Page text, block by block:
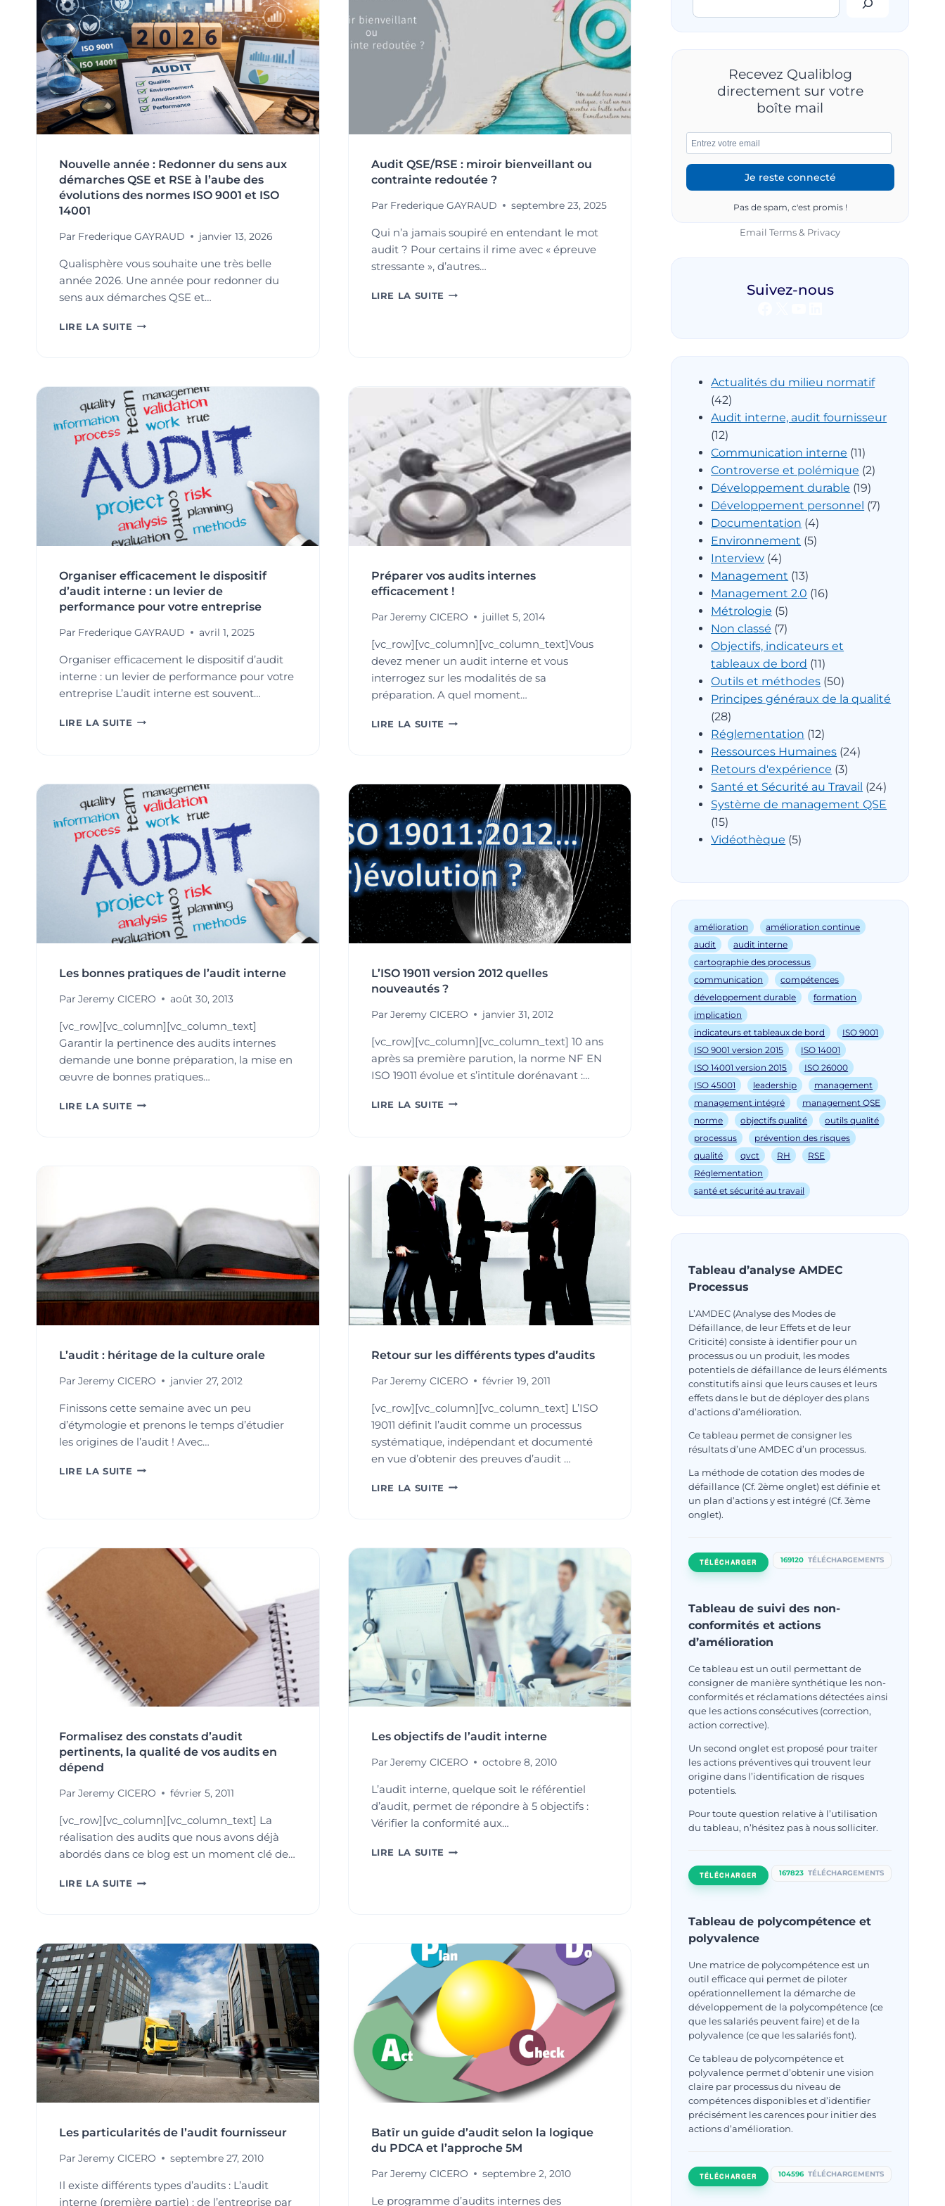
Nouvelle année : Redonner du sens aux
démarches QSE et RSE à l’aube des
évolutions des normes ISO 9001 et ISO
14001
Par Frederique GAYRAUD janvier 13, 2026
Qualisphère vous souhaite une très belle
année 2026. Une année pour redonner du
sens aux démarches QSE et…
LIRE LA SUITE NOUVELLE
SENS
AUX
DÉMARCHES
QSE
RSE
À
L’AUBE
DES
ÉVOLUTIONS
DES
NORMES
9001
ET
ISO
Audit QSE/RSE : miroir bienveillant ou
contrainte redoutée ?
Par Frederique GAYRAUD septembre 23, 2025
Qui n’a jamais soupiré en entendant le mot
audit ? Pour certains il rime avec « épreuve
stressante », d’autres…
LIRE LA SUITE AUDIT
REDOUTÉE
Organiser efficacement le dispositif
d’audit interne : un levier de
performance pour votre entreprise
Par Frederique GAYRAUD avril 1, 2025
Organiser efficacement le dispositif d’audit
interne : un levier de performance pour votre
entreprise L’audit interne est souvent…
LIRE LA SUITE ORGANISER
INTERNE
:
UN
LEVIER
DE
PERFORMANCE
POUR
VOTRE
ENTREPRISE
Préparer vos audits internes
efficacement !
Par Jeremy CICERO juillet 5, 2014
[vc_row][vc_column][vc_column_text]Vous
devez mener un audit interne et vous
interrogez sur les modalités de sa
préparation. A quel moment…
LIRE LA SUITE PRÉPARER
!
Les bonnes pratiques de l’audit interne
Par Jeremy CICERO août 30, 2013
[vc_row][vc_column][vc_column_text]
Garantir la pertinence des audits internes
demande une bonne préparation, la mise en
œuvre de bonnes pratiques…
LIRE LA SUITE LES
L’ISO 19011 version 2012 quelles
nouveautés ?
Par Jeremy CICERO janvier 31, 2012
[vc_row][vc_column][vc_column_text] 10 ans
après sa première parution, la norme NF EN
ISO 19011 évolue et s’intitule dorénavant :…
LIRE LA SUITE L’ISO
NOUVEAUTÉS
L’audit : héritage de la culture orale
Par Jeremy CICERO janvier 27, 2012
Finissons cette semaine avec un peu
d’étymologie et prenons le temps d’étudier
les origines de l’audit ! Avec…
LIRE LA SUITE L’AUDIT
ORALE
Retour sur les différents types d’audits
Par Jeremy CICERO février 19, 2011
[vc_row][vc_column][vc_column_text] L’ISO
19011 définit l’audit comme un processus
systématique, indépendant et documenté
en vue d’obtenir des preuves d’audit …
LIRE LA SUITE RETOUR
D’AUDITS
Formalisez des constats d’audit
pertinents, la qualité de vos audits en
dépend
Par Jeremy CICERO février 5, 2011
[vc_row][vc_column][vc_column_text] La
réalisation des audits que nous avons déjà
abordés dans ce blog est un moment clé de…
LIRE LA SUITE FORMALISEZ
LA
QUALITÉ
DE
VOS
AUDITS
EN
DÉPEND
Les objectifs de l’audit interne
Par Jeremy CICERO octobre 8, 2010
L’audit interne, quelque soit le référentiel
d’audit, permet de répondre à 5 objectifs :
Vérifier la conformité aux…
LIRE LA SUITE LES
Les particularités de l’audit fournisseur
Par Jeremy CICERO septembre 27, 2010
Il existe différents types d’audits : L’audit
interne (première partie) : de l’entreprise par
Batîr un guide d’audit selon la logique
du PDCA et l’approche 5M
Par Jeremy CICERO septembre 2, 2010
Le programme d’audits internes des
Recevez Qualiblog
directement sur votre
boîte mail
Pas de spam, c'est promis !
EmailTerms & Privacy
Suivez-nous
Actualités du milieu normatif
(42)
Audit interne, audit fournisseur
(12)
Communication interne (11)
Controverse et polémique (2)
Développement durable (19)
Développement personnel (7)
Documentation (4)
Environnement (5)
Interview (4)
Management (13)
Management 2.0 (16)
Métrologie (5)
Non classé (7)
Objectifs, indicateurs et
tableaux de bord (11)
Outils et méthodes (50)
Principes généraux de la qualité
(28)
Réglementation (12)
Ressources Humaines (24)
Retours d'expérience (3)
Santé et Sécurité au Travail (24)
Système de management QSE
(15)
Vidéothèque (5)
amélioration
amélioration continue
audit
audit interne
cartographie des processus
communication
compétences
développement durable
formation
implication
indicateurs et tableaux de bord
ISO 9001
ISO 9001 version 2015
ISO 14001
ISO 14001 version 2015
ISO 26000
ISO 45001
leadership
management
management intégré
management QSE
norme
objectifs qualité
outils qualité
processus
prévention des risques
qualité
qvct RH
RSE
Réglementation
santé et sécurité au travail
Tableau d’analyse AMDEC
Processus
L’AMDEC (Analyse des Modes de
Défaillance, de leur Effets et de leur
Criticité) consiste à identifier pour un
processus ou un produit, les modes
potentiels de défaillance de leurs éléments
constitutifs ainsi que leurs causes et leurs
effets dans le but de déployer des plans
d’actions d’amélioration.
Ce tableau permet de consigner les
résultats d’une AMDEC d’un processus.
La méthode de cotation des modes de
défaillance (Cf. 2ème onglet) est définie et
un plan d’actions y est intégré (Cf. 3ème
onglet).
TÉLÉCHARGER 169120 TÉLÉCHARGEMENTS
Tableau de suivi des non-
conformités et actions
d’amélioration
Ce tableau est un outil permettant de
consigner de manière synthétique les non-
conformités et réclamations détectées ainsi
que les actions consécutives (correction,
action corrective).
Un second onglet est proposé pour traiter
les actions préventives qui trouvent leur
origine dans l’identification de risques
potentiels.
Pour toute question relative à l’utilisation
du tableau, n’hésitez pas à nous solliciter.
TÉLÉCHARGER 167823 TÉLÉCHARGEMENTS
Tableau de polycompétence et
polyvalence
Une matrice de polycompétence est un
outil efficace qui permet de piloter
opérationnellement la démarche de
développement de la polycompétence (ce
que les salariés peuvent faire) et de la
polyvalence (ce que les salariés font).
Ce tableau de polycompétence et
polyvalence permet d’obtenir une vision
claire par processus du niveau de
compétences disponibles et d’identifier
précisément les carences pour initier des
actions d’amélioration.
TÉLÉCHARGER 104596 TÉLÉCHARGEMENTS